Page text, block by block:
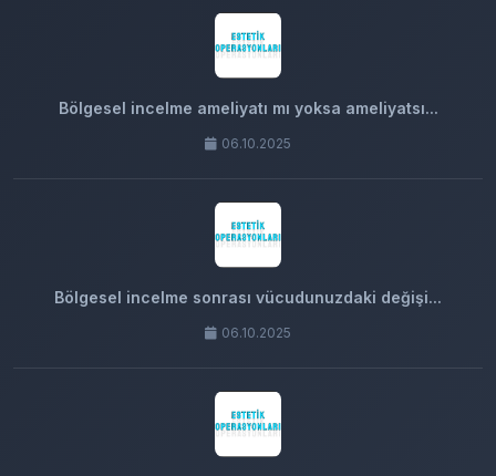
Bölgesel incelme ameliyatı mı yoksa ameliyatsı...
06.10.2025
Bölgesel incelme sonrası vücudunuzdaki değişi...
06.10.2025